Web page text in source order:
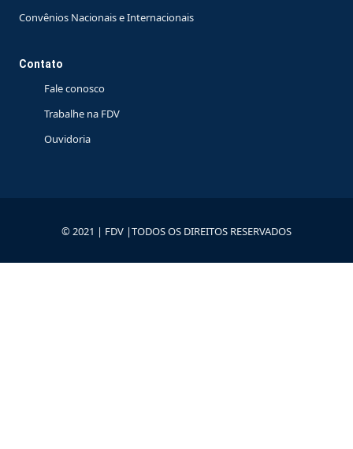
Convênios Nacionais e Internacionais
Contato
Fale conosco
Trabalhe na FDV
Ouvidoria
© 2021 | FDV |TODOS OS DIREITOS RESERVADOS